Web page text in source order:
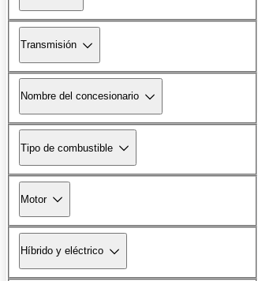
Transmisión
Nombre del concesionario
Tipo de combustible
Motor
Híbrido y eléctrico